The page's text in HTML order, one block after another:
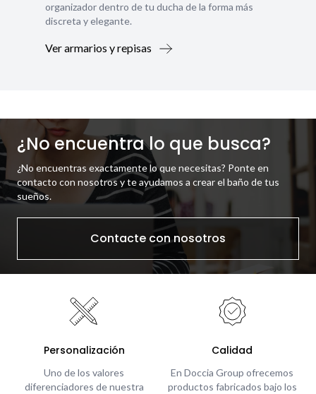
organizador dentro de tu ducha de la forma más
discreta y elegante.
Ver armarios y repisas
¿No encuentra lo que busca?
¿No encuentras exactamente lo que necesitas? Ponte en
contacto con nosotros y te ayudamos a crear el baño de tus
sueños.
Contacte con nosotros
Personalización
Uno de los valores
diferenciadores de nuestra
Calidad
En Doccia Group ofrecemos
productos fabricados bajo los